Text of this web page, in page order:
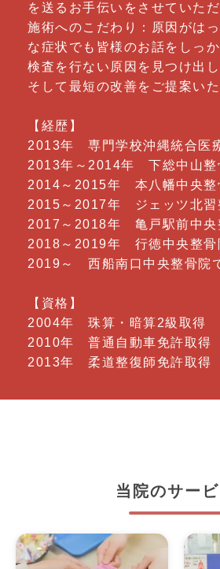
を送るお手伝いをさせていただ
施術へのこだわり：原因がは
な症状でも皆様のお話をしっ
検査を行ない原因を見つけ出し
そして最短の改善をご提案いた
【経歴】
2013年 専門学校沖縄統合医
2013年～2014年 下総中山整
2014～2015年 本八幡中央整
2015～2017年 ジェッツ北習
2017～2018年 亀戸駅前中央
2018～2019年 行徳中央整骨
2019～ 西船南口中央整骨院
【資格】
2004年 珠算・暗算2級取得
2010年 普通自動車免許取得
2013年 柔道整復師免許取得
当院のサービ